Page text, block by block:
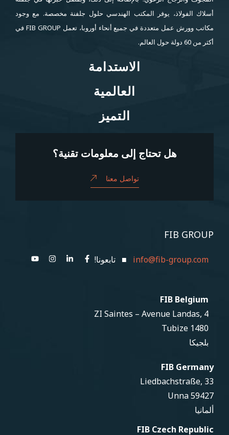
أسلاك الفولاذ، يوفر المكتب الهندسي حلول جلفنة مخصصة. مع وجود
مكاتب وورش عمل متعددة في جميع أنحاء أوروبا، تعمل FIB GROUP في
أكثر من 60 دولة حول العالم.
الاستدامة
الاستدامة
العالمية
العالمية
التميز
التميز
هل تحتاج إلى معلومات تقنية؟
تواصل معنا
FIB GROUP
info@fib-group.com ■ تابعونا!
FIB Belgium
ZI Saintes – Avenue Landas, 4
1480 Tubize
بلجيكا
FIB Germany
Liedbachstraße, 33
59427 Unna
ألمانيا
FIB Czech Republic